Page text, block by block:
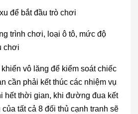
để bắt đầu trò chơi
trình chơi, loại ô tô, mức độ
chơi
vô lăng để kiểm soát chiếc
cần phải kết thúc các nhiệm vụ
hết thời gian, khi đường đua kết
tất cả 8 đối thủ cạnh tranh sẽ